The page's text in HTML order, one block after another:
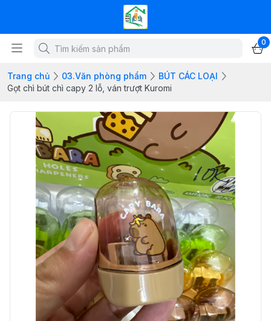
0
Trang chủ 03.Văn phòng phẩm
BÚT CÁC LOẠI
Gọt chì bút chì capy 2 lỗ, ván trượt Kuromi